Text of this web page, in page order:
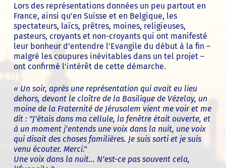
Lors des représentations données un peu partout en
France, ainsi qu’en Suisse et en Belgique, les
spectateurs, laïcs, prêtres, moines, religieuses,
pasteurs, croyants et non-croyants qui ont manifesté
leur bonheur d’entendre l’Evangile du début à la fin –
malgré les coupures inévitables dans un tel projet –
ont confirmé l’intérêt de cette démarche.
« Un soir, après une représentation qui avait eu lieu
dehors, devant le cloître de la Basilique de Vézelay, un
moine de la Fraternité de Jérusalem vient me voir et me
dit : "J’étais dans ma cellule, la fenêtre était ouverte, et
à un moment j’entends une voix dans la nuit, une voix
qui disait des choses familières. Je suis sorti et je suis
venu écouter. Merci."
Une voix dans la nuit... N’est-ce pas souvent cela,